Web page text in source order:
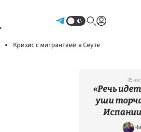
Кризис с мигрантами в Сеуте
05
«Речь
уши